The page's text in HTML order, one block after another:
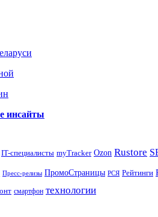
инсайты
IT-специалисты myTracker Ozon Rustore
Пресс-релизы ПромоСтраницы РСЯ Рейтинги
смартфон технологии